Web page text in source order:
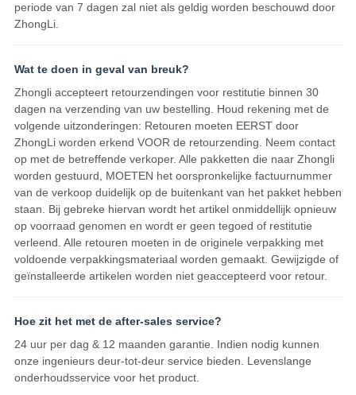
periode van 7 dagen zal niet als geldig worden beschouwd door
ZhongLi.
Wat te doen in geval van breuk?
Zhongli accepteert retourzendingen voor restitutie binnen 30
dagen na verzending van uw bestelling. Houd rekening met de
volgende uitzonderingen: Retouren moeten EERST door
ZhongLi worden erkend VOOR de retourzending. Neem contact
op met de betreffende verkoper. Alle pakketten die naar Zhongli
worden gestuurd, MOETEN het oorspronkelijke factuurnummer
van de verkoop duidelijk op de buitenkant van het pakket hebben
staan. Bij gebreke hiervan wordt het artikel onmiddellijk opnieuw
op voorraad genomen en wordt er geen tegoed of restitutie
verleend. Alle retouren moeten in de originele verpakking met
voldoende verpakkingsmateriaal worden gemaakt. Gewijzigde of
geïnstalleerde artikelen worden niet geaccepteerd voor retour.
Hoe zit het met de after-sales service?
24 uur per dag & 12 maanden garantie. Indien nodig kunnen
onze ingenieurs deur-tot-deur service bieden. Levenslange
onderhoudsservice voor het product.